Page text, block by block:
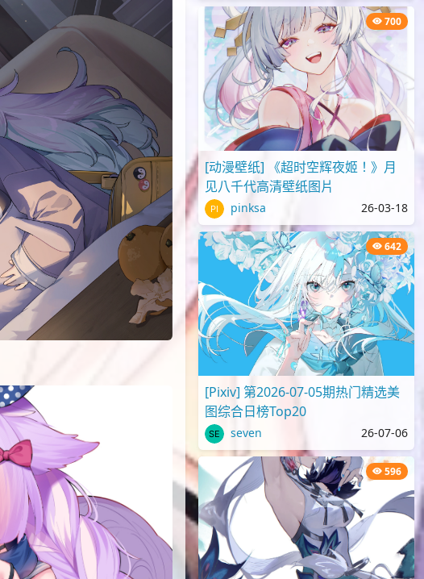
700
[动漫壁纸] 《超时空辉夜姬！》月
见八千代高清壁纸图片
pinksa 26-03-18
642
[Pixiv] 第2026-07-05期热门精选美
图综合日榜Top20
seven 26-07-06
596